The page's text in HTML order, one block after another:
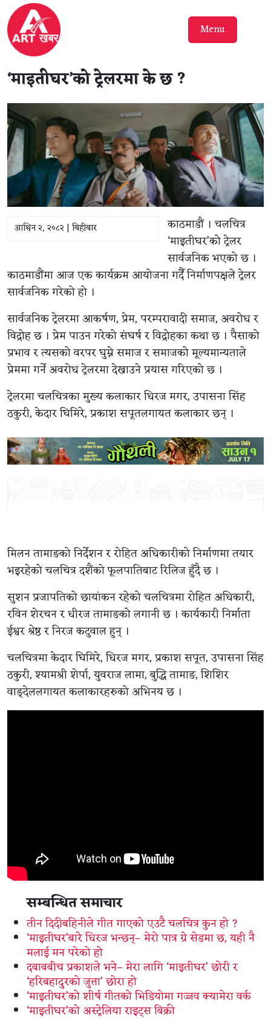
Menu
‘माइतीघर’को ट्रेलरमा के छ ?
आश्विन २, २०८२ | बिहीबार
काठमाडौं । चलचित्र
‘माइतीघर’को ट्रेलर
सार्वजनिक भएको छ ।
काठमाडौंमा आज एक कार्यक्रम आयोजना गर्दै निर्माणपक्षले ट्रेलर
सार्वजनिक गरेको हो ।
सार्वजनिक ट्रेलरमा आकर्षण, प्रेम, परम्परावादी समाज, अवरोध र
विद्रोह छ । प्रेम पाउन गरेको संघर्ष र विद्रोहका कथा छ । पैसाको
प्रभाव र त्यसको वरपर घुम्ने समाज र समाजको मूल्यमान्यताले
प्रेममा गर्ने अवरोध ट्रेलरमा देखाउने प्रयास गरिएको छ ।
ट्रेलरमा चलचित्रका मुख्य कलाकार धिरज मगर, उपासना सिंह
ठकुरी, केदार घिमिरे, प्रकाश सपूतलगायत कलाकार छन् ।
मिलन तामाङको निर्देशन र रोहित अधिकारीको निर्माणमा तयार
भइरहेको चलचित्र दशैंको फूलपातिबाट रिलिज हुँदै छ ।
सुशन प्रजापतिको छायांकन रहेको चलचित्रमा रोहित अधिकारी,
रविन शेरचन र धीरज तामाङको लगानी छ । कार्यकारी निर्माता
ईश्वर श्रेष्ठ र निरज कटुवाल हुन् ।
चलचित्रमा केदार घिमिरे, धिरज मगर, प्रकाश सपूत, उपासना सिंह
ठकुरी, श्यामश्री शेर्पा, युवराज लामा, बुद्धि तामाङ, शिशिर
वाङ्देललगायत कलाकारहरुको अभिनय छ ।
सम्बन्धित समाचार
तीन दिदीबहिनीले गीत गाएको एउटै चलचित्र कुन हो ?
‘माइतीघर’बारे धिरज भन्छन्– मेरो पात्र ग्रे सेडमा छ, यही नै
मलाई मन परेको हो
दबाबबीच प्रकाशले भने– मेरा लागि ‘माइतीघर’ छोरी र
‘हरिबहादुरको जुत्ता’ छोरा हो
‘माइतीघर’को शीर्ष गीतको भिडियोमा गज्जव क्यामेरा वर्क
‘माइतीघर’को अस्ट्रेलिया राइट्स बिक्री